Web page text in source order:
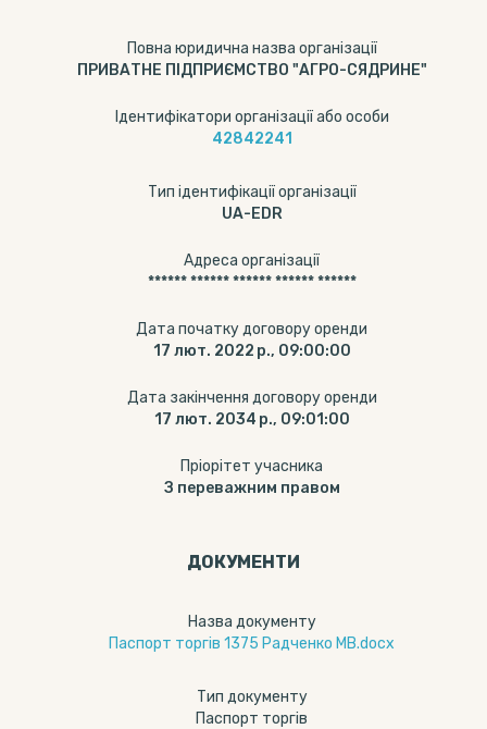
Повна юридична назва організації
ПРИВАТНЕ ПІДПРИЄМСТВО "АГРО-СЯДРИНЕ"
Ідентифікатори організації або особи
42842241
Тип ідентифікації організації
UA-EDR
Адреса організації
****** ****** ****** ****** ******
Дата початку договору оренди
17 лют. 2022 р., 09:00:00
Дата закінчення договору оренди
17 лют. 2034 р., 09:01:00
Пріорітет учасника
З переважним правом
ДОКУМЕНТИ
Назва документу
Паспорт торгів 1375 Радченко МВ.docx
Тип документу
Паспорт торгів